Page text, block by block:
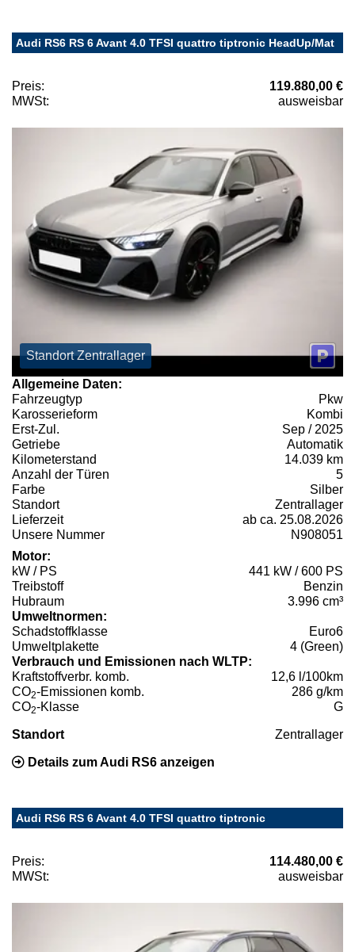
Audi RS6 RS 6 Avant 4.0 TFSI quattro tiptronic HeadUp/Mat
Preis:
119.880,00 €
MWSt:
ausweisbar
Standort Zentrallager
Allgemeine Daten:
Fahrzeugtyp
Pkw
Karosserieform
Kombi
Erst-Zul.
Sep / 2025
Getriebe
Automatik
Kilometerstand
14.039 km
Anzahl der Türen
5
Farbe
Silber
Standort
Zentrallager
Lieferzeit
ab ca. 25.08.2026
Unsere Nummer
N908051
Motor:
kW / PS
441 kW / 600 PS
Treibstoff
Benzin
Hubraum
3.996 cm³
Umweltnormen:
Schadstoffklasse
Euro6
Umweltplakette
4 (Green)
Verbrauch und Emissionen nach WLTP:
Kraftstoffverbr. komb.
12,6 l/100km
CO2-Emissionen komb.
286 g/km
CO2-Klasse G
Standort Zentrallager
Details zum Audi RS6 anzeigen
Audi RS6 RS 6 Avant 4.0 TFSI quattro tiptronic
Preis:
114.480,00 €
MWSt:
ausweisbar